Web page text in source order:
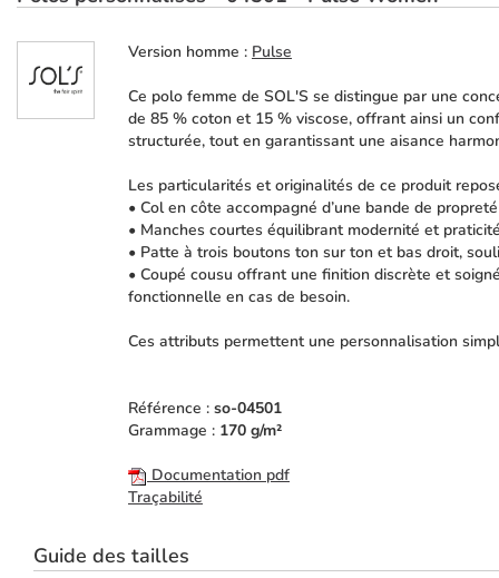
Version homme : Pulse
Ce polo femme de SOL'S se distingue par une
de 85 % coton et 15 % viscose, offrant ainsi un
structurée, tout en garantissant une aisance
Les particularités et originalités de ce produit
• Col en côte accompagné d’une bande de
• Manches courtes équilibrant modernité et
• Patte à trois boutons ton sur ton et bas droit,
• Coupé cousu offrant une finition discrète et
fonctionnelle en cas de besoin.
Ces attributs permettent une personnalisation
Référence : so-04501
Grammage : 170 g/m²
Documentation pdf
Traçabilité
Guide des tailles